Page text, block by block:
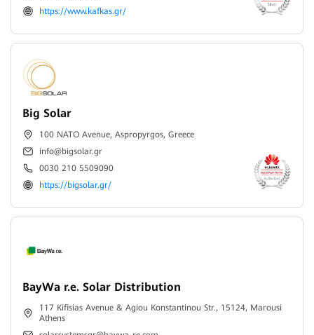
https://www.kafkas.gr/
Big Solar
100 NATO Avenue, Aspropyrgos, Greece
info@bigsolar.gr
0030 210 5509090
https://bigsolar.gr/
BayWa r.e. Solar Distribution
117 Kifisias Avenue & Agiou Konstantinou Str., 15124, Marousi
Athens